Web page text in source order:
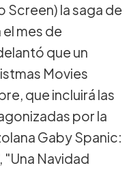
Screen) la saga de
mes de
que un
Movies
que incluirá las
por la
Gaby Spanic:
"Una Navidad